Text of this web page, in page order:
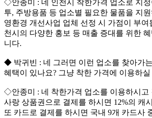
◇안종미 : 네 인천시 착한가격 업소로 지
투, 주방용품 등 업소별 필요한 물품을 지
영환경 개선사업 업체 선정 시 가점이 부여
천시의 다양한 홍보 등 매출 증대를 위한
니다.
◆ 박귀빈 : 네 그러면 이런 업소를 찾아가
혜택이 있나요? 그냥 착한 가격에 이용하
◇안종미 : 네 착한가격 업소를 이용하시고
사랑 상품권으로 결제를 하시면 12%의 캐
또 카드로 결제를 하시면 국내 9개 카드사